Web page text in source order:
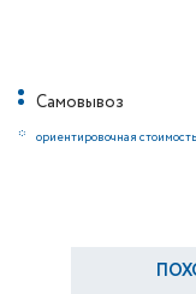
Самовывоз
* ориентировочная стоимость